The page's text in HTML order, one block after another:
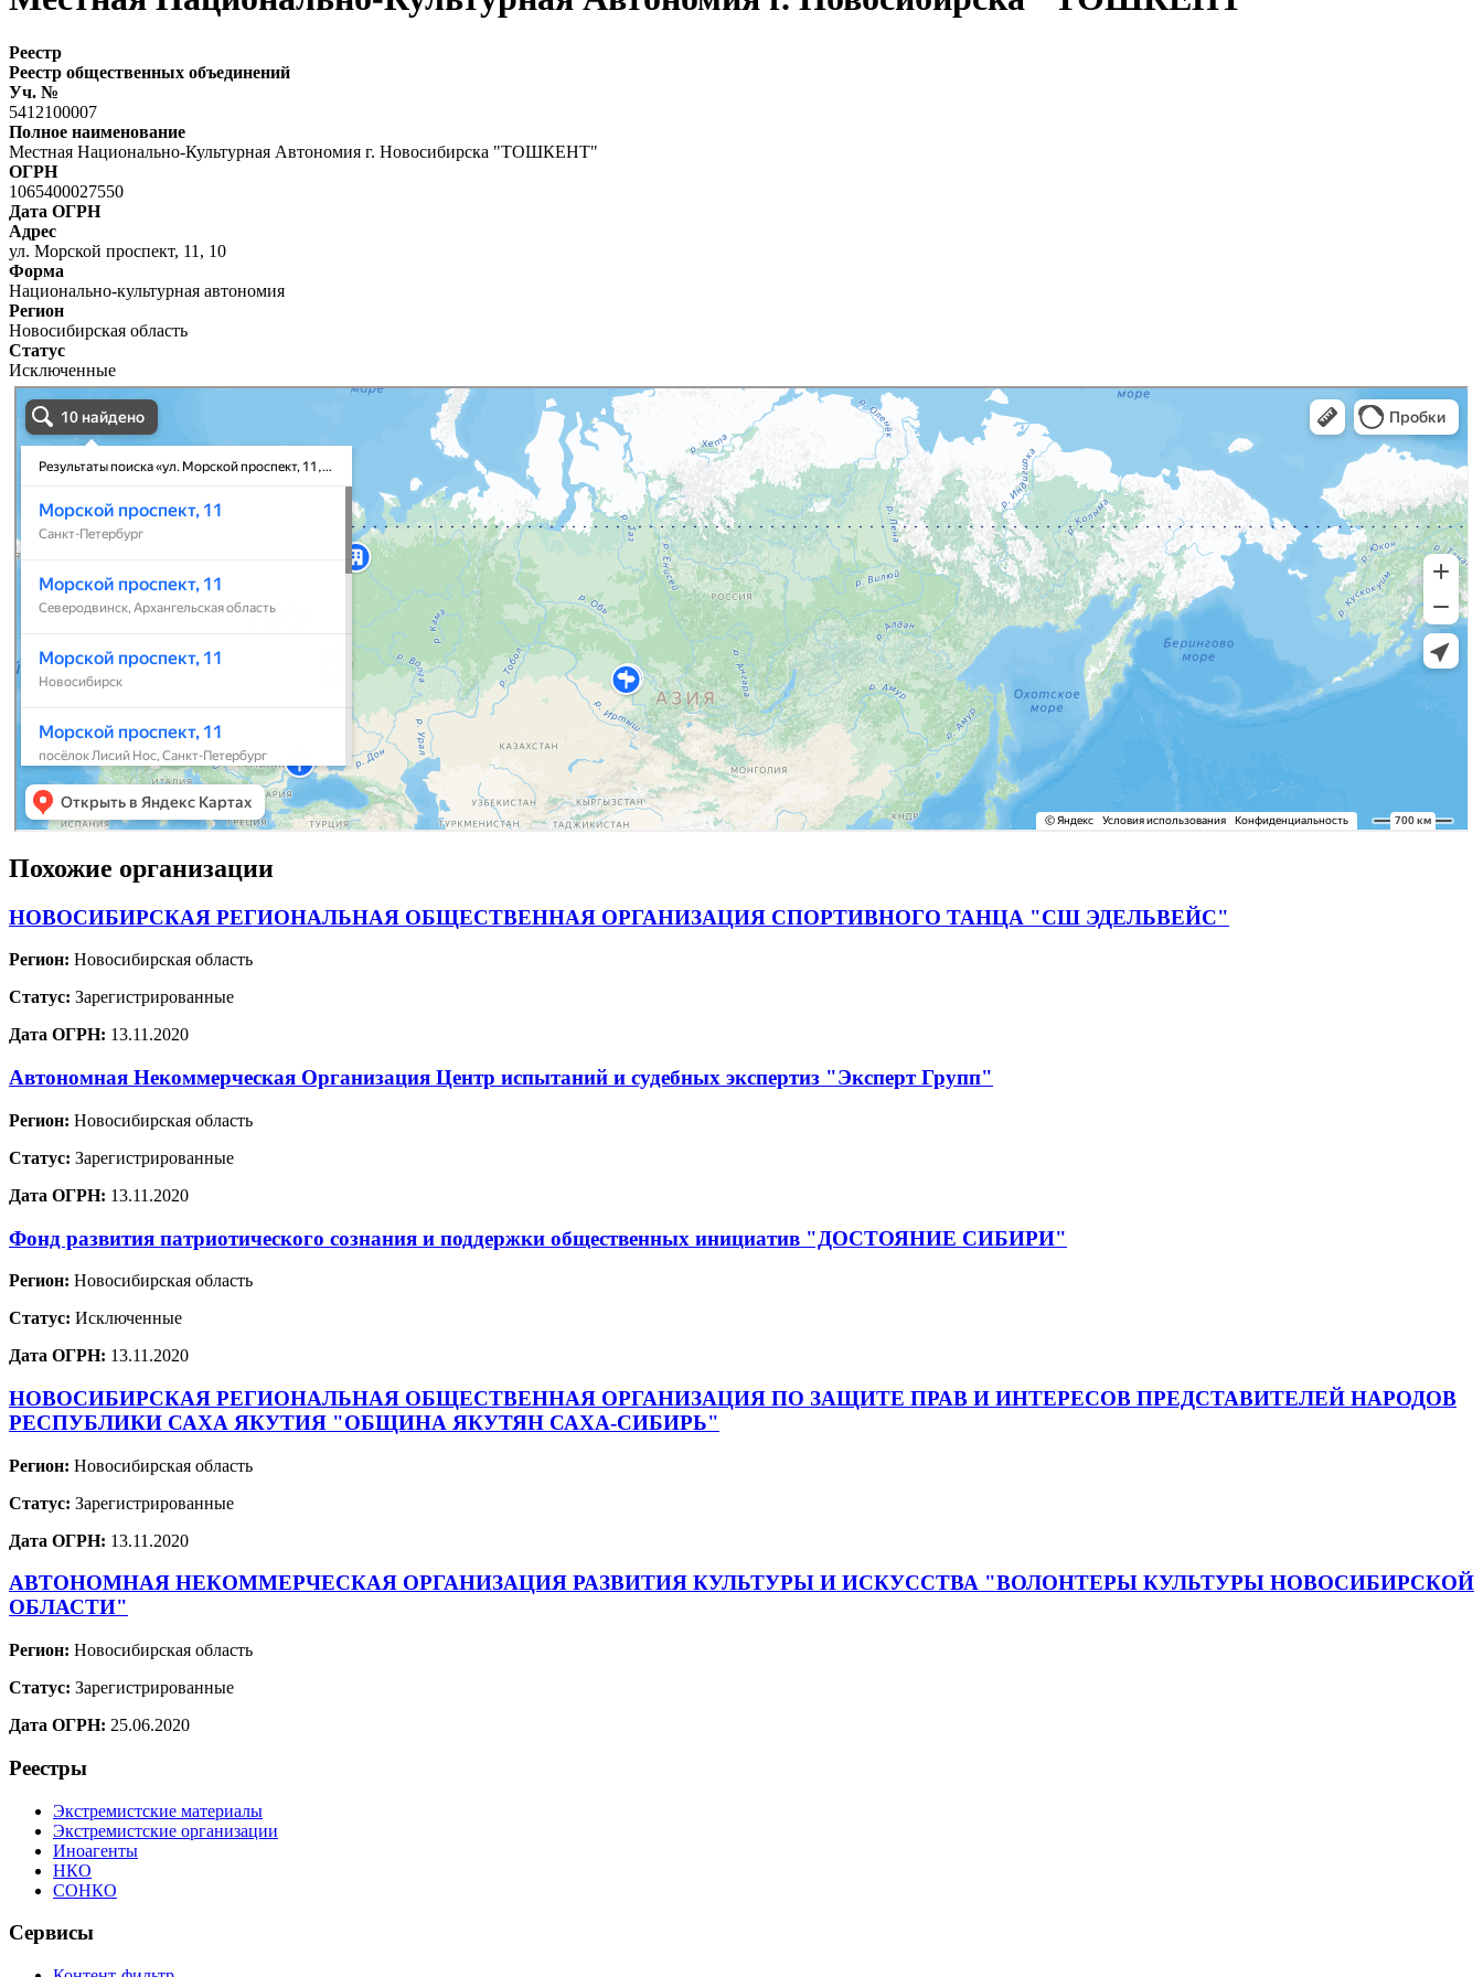
Реестр
Реестр общественных объединений
Уч. №
5412100007
Полное наименование
Местная Национально-Культурная Автономия г. Новосибирска "ТОШКЕНТ"
ОГРН
1065400027550
Дата ОГРН
Адрес
ул. Морской проспект, 11, 10
Форма
Национально-культурная автономия
Регион
Новосибирская область
Статус
Исключенные
Похожие организации
НОВОСИБИРСКАЯ РЕГИОНАЛЬНАЯ ОБЩЕСТВЕННАЯ ОРГАНИЗАЦИЯ СПОРТИВНОГО ТАНЦА "СШ ЭДЕЛЬВЕЙС"
Регион: Новосибирская область
Статус: Зарегистрированные
Дата ОГРН: 13.11.2020
Автономная Некоммерческая Организация Центр испытаний и судебных экспертиз "Эксперт Групп"
Регион: Новосибирская область
Статус: Зарегистрированные
Дата ОГРН: 13.11.2020
Фонд развития патриотического сознания и поддержки общественных инициатив "ДОСТОЯНИЕ СИБИРИ"
Регион: Новосибирская область
Статус: Исключенные
Дата ОГРН: 13.11.2020
НОВОСИБИРСКАЯ РЕГИОНАЛЬНАЯ ОБЩЕСТВЕННАЯ ОРГАНИЗАЦИЯ ПО ЗАЩИТЕ ПРАВ И ИНТЕРЕСОВ ПРЕДСТАВИТЕЛЕЙ НАРОДОВ
РЕСПУБЛИКИ САХА ЯКУТИЯ "ОБЩИНА ЯКУТЯН САХА-СИБИРЬ"
Регион: Новосибирская область
Статус: Зарегистрированные
Дата ОГРН: 13.11.2020
АВТОНОМНАЯ НЕКОММЕРЧЕСКАЯ ОРГАНИЗАЦИЯ РАЗВИТИЯ КУЛЬТУРЫ И ИСКУССТВА "ВОЛОНТЕРЫ КУЛЬТУРЫ НОВОСИБИРСКОЙ
ОБЛАСТИ"
Регион: Новосибирская область
Статус: Зарегистрированные
Дата ОГРН: 25.06.2020
Реестры
Экстремистские материалы
Экстремистские организации
Иноагенты
НКО
СОНКО
Сервисы